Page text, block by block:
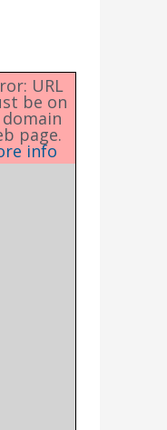
URL
be on
page.
info